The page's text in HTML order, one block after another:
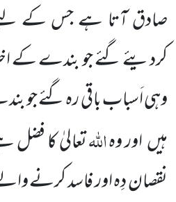
صادق آتا ہے جس کے لیے
کردیئے گئے جو بندے کے
وہی اَسباب باقی رہ گئے جو
ہیں اور وہاللّٰہتعالیٰ کا
نقصان دِہ اور فاسد کرنے